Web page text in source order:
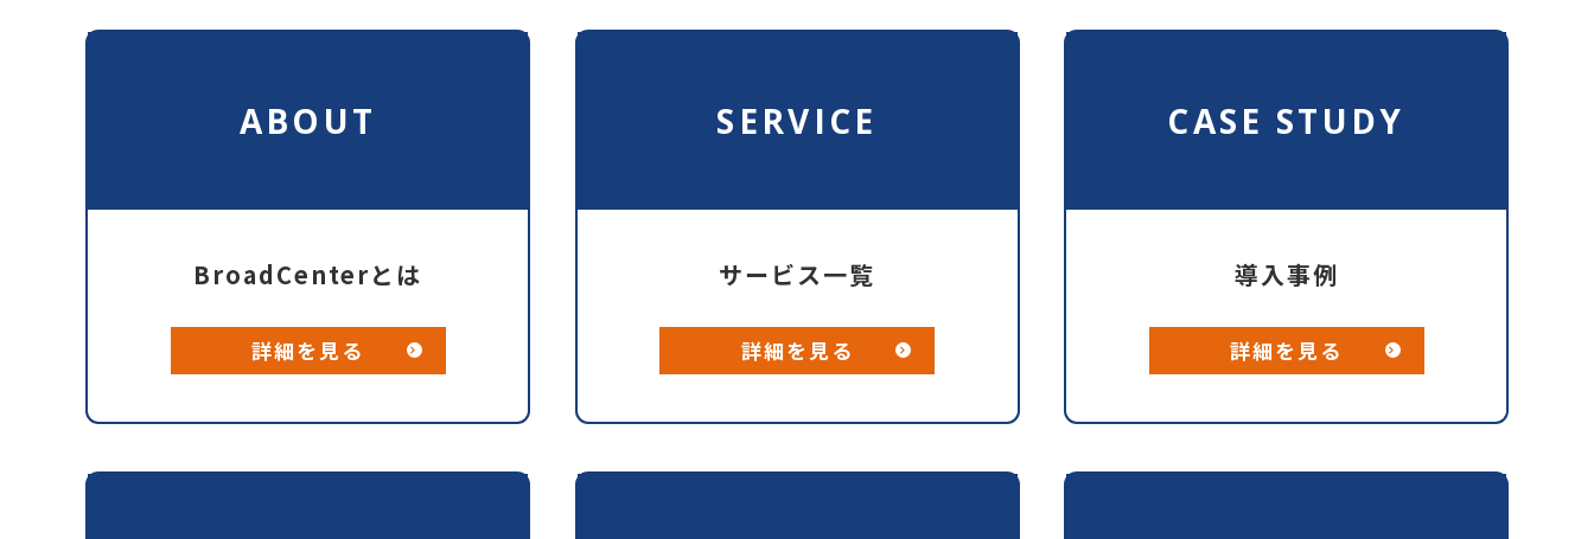
ABOUT
BroadCenterとは
詳細を見る
SERVICE
サービス一覧
詳細を見る
CASE STUDY
導入事例
詳細を見る